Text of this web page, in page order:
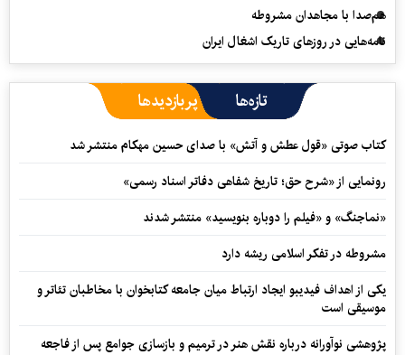
هم‌صدا با مجاهدان مشروطه
نامه‌هایی در روزهای تاریک اشغال ایران
تازه‌ها پربازدیدها
کتاب صوتی «قول عطش و آتش» با صدای حسین مهکام منتشر شد
رونمایی از «شرح حق؛ تاریخ شفاهی دفاتر اسناد رسمی»
«نماجنگ» و «فیلم را دوباره بنویسید» منتشر شدند
مشروطه در تفکر اسلامی ریشه دارد
یکی از اهداف فیدیبو ایجاد ارتباط میان جامعه کتابخوان با مخاطبان تئاتر و
موسیقی است
پژوهشی نوآورانه درباره نقش هنر در ترمیم و بازسازی جوامع پس از فاجعه